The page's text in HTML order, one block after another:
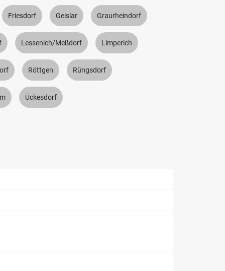
Friesdorf Geislar Graurheindorf
Lessenich/Meßdorf Limperich
Röttgen Rüngsdorf
Ückesdorf